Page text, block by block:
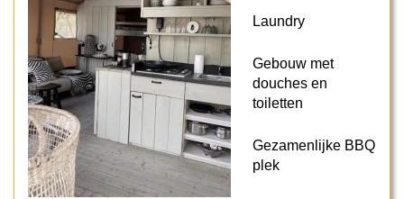
Laundry
Gebouw met
douches en
toiletten
Gezamenlijke BBQ
plek